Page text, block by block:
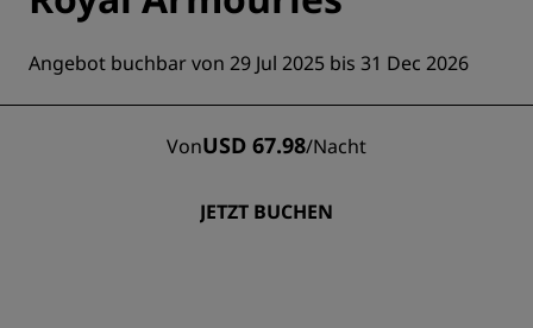
Angebot buchbar von 29 Jul 2025 bis 31 Dec 2026
VonUSD 67.98/Nacht
JETZT BUCHEN